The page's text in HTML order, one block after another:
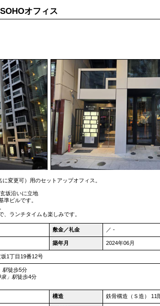
オフィス
変更可）用のセットアップオフィス。
坂沿いに立地
準ビルです。
、ランチタイムも楽しみです。
敷金／礼金 ／ -
築年月 2024年06月
1丁目19番12号
駅徒歩5分
泉」駅徒歩4分
構造 鉄骨構造（Ｓ造） 11